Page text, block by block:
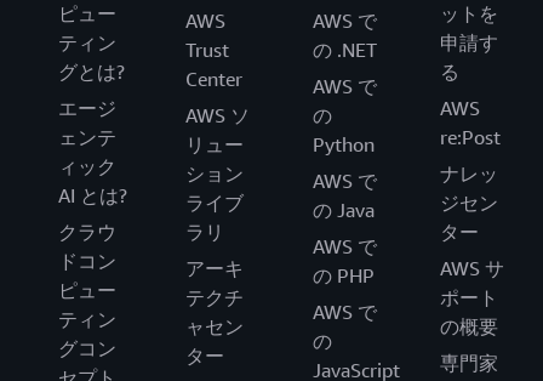
ピュー
ティン
グとは?
エージ
ェンテ
ィック
AI とは?
クラウ
ドコン
ピュー
ティン
グコン
AWS
Trust
Center
AWS ソ
リュー
ション
ライブ
ラリ
アーキ
テクチ
ャセン
ター
AWS で
の .NET
AWS で
の
Python
AWS で
の Java
AWS で
の PHP
AWS で
の
JavaScript
ットを
申請す
る
AWS
re:Post
ナレッ
ジセン
ター
AWS サ
ポート
の概要
専門家